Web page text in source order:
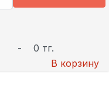
-
0 тг.
В корзину